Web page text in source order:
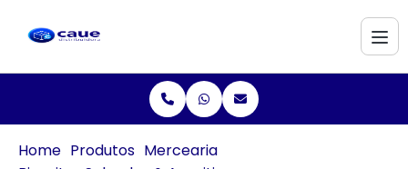
Home Produtos Mercearia